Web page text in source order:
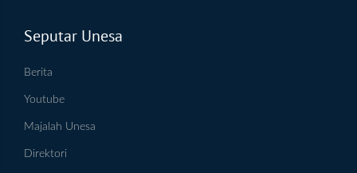
Seputar Unesa
Berita
Youtube
Majalah Unesa
Direktori